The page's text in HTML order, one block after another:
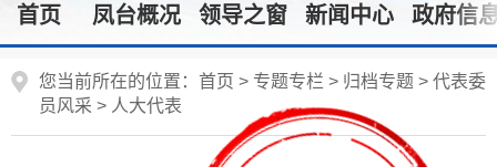
首页 凤台概况 领导之窗 新闻中心 政府信
您当前所在的位置： 首页 > 专题专栏 > 归档专题 > 代表委
员风采 > 人大代表